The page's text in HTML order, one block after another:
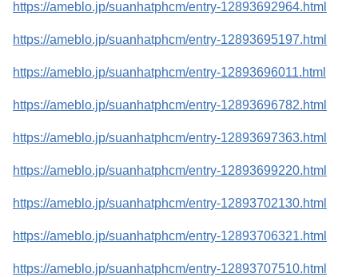
https://ameblo.jp/suanhatphcm/entry-12893692964.html
https://ameblo.jp/suanhatphcm/entry-12893695197.html
https://ameblo.jp/suanhatphcm/entry-12893696011.html
https://ameblo.jp/suanhatphcm/entry-12893696782.html
https://ameblo.jp/suanhatphcm/entry-12893697363.html
https://ameblo.jp/suanhatphcm/entry-12893699220.html
https://ameblo.jp/suanhatphcm/entry-12893702130.html
https://ameblo.jp/suanhatphcm/entry-12893706321.html
https://ameblo.jp/suanhatphcm/entry-12893707510.html